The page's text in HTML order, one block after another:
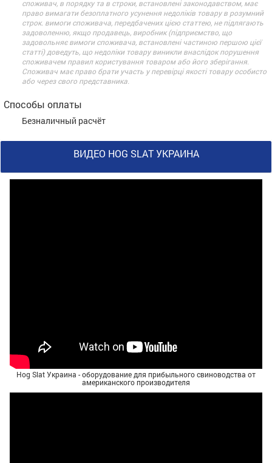
споживач, в порядку та в строки, встановлені законодавством, має
право вимагати безоплатного усунення недоліків товару в розумний
строк. вимоги споживача, передбачених цією статтею, не підлягають
задоволенню, якщо продавець, виробник (підприємство, що
задовольняє вимоги споживача, встановлені частиною першою цієї
статті) доведуть, що недоліки товару виникли внаслідок порушення
споживачем правил користування товаром або його зберігання.
Споживач має право брати участь у перевірці якості товару особисто
або через свого представника.
Способы оплаты
Безналичный расчёт
ВИДЕО HOG SLAT УКРАИНА
Hog Slat Украина - оборудование для прибыльного свиноводства от
американского производителя